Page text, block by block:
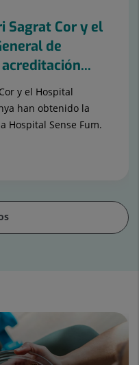
Sagrat Cor y el
de
y el Hospital
han obtenido la
Hospital Sense Fum.